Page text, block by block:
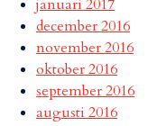
januari 2017
december 2016
november 2016
oktober 2016
september 2016
augusti 2016